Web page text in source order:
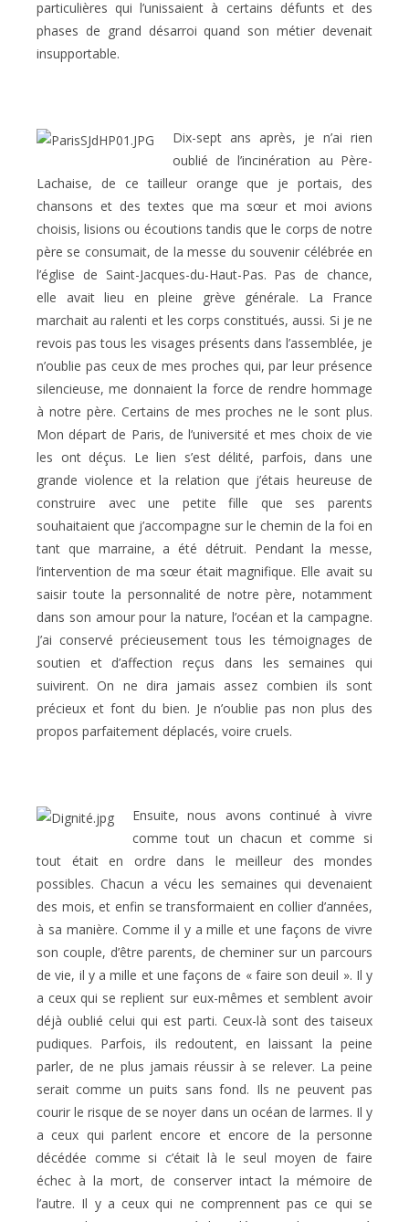
particulières qui l’unissaient à certains défunts et des
phases de grand désarroi quand son métier devenait
insupportable.
Dix-sept ans après, je n’ai rien
oublié de l’incinération au Père-
Lachaise, de ce tailleur orange que je portais, des
chansons et des textes que ma sœur et moi avions
choisis, lisions ou écoutions tandis que le corps de notre
père se consumait, de la messe du souvenir célébrée en
l’église de Saint-Jacques-du-Haut-Pas. Pas de chance,
elle avait lieu en pleine grève générale. La France
marchait au ralenti et les corps constitués, aussi. Si je ne
revois pas tous les visages présents dans l’assemblée, je
n’oublie pas ceux de mes proches qui, par leur présence
silencieuse, me donnaient la force de rendre hommage
à notre père. Certains de mes proches ne le sont plus.
Mon départ de Paris, de l’université et mes choix de vie
les ont déçus. Le lien s’est délité, parfois, dans une
grande violence et la relation que j’étais heureuse de
construire avec une petite fille que ses parents
souhaitaient que j’accompagne sur le chemin de la foi en
tant que marraine, a été détruit. Pendant la messe,
l’intervention de ma sœur était magnifique. Elle avait su
saisir toute la personnalité de notre père, notamment
dans son amour pour la nature, l’océan et la campagne.
J’ai conservé précieusement tous les témoignages de
soutien et d’affection reçus dans les semaines qui
suivirent. On ne dira jamais assez combien ils sont
précieux et font du bien. Je n’oublie pas non plus des
propos parfaitement déplacés, voire cruels.
Ensuite, nous avons continué à vivre
comme tout un chacun et comme si
tout était en ordre dans le meilleur des mondes
possibles. Chacun a vécu les semaines qui devenaient
des mois, et enfin se transformaient en collier d’années,
à sa manière. Comme il y a mille et une façons de vivre
son couple, d’être parents, de cheminer sur un parcours
de vie, il y a mille et une façons de « faire son deuil ». Il y
a ceux qui se replient sur eux-mêmes et semblent avoir
déjà oublié celui qui est parti. Ceux-là sont des taiseux
pudiques. Parfois, ils redoutent, en laissant la peine
parler, de ne plus jamais réussir à se relever. La peine
serait comme un puits sans fond. Ils ne peuvent pas
courir le risque de se noyer dans un océan de larmes. Il y
a ceux qui parlent encore et encore de la personne
décédée comme si c’était là le seul moyen de faire
échec à la mort, de conserver intact la mémoire de
l’autre. Il y a ceux qui ne comprennent pas ce qui se